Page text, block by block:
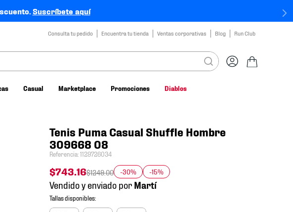
Suscríbete aquí
Consulta tu pedido Encuentra tu tienda Ventas corporativas Blog Run Club
Casual Marketplace Promociones Diablos
Tenis Puma Casual Shuffle Hombre
309668 08
Referencia:1129726034
$743.16$1249.00 -30% -15%
Vendido y enviado por